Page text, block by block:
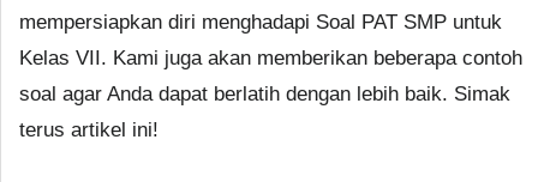
mempersiapkan diri menghadapi Soal PAT SMP untuk
Kelas VII. Kami juga akan memberikan beberapa contoh
soal agar Anda dapat berlatih dengan lebih baik. Simak
terus artikel ini!